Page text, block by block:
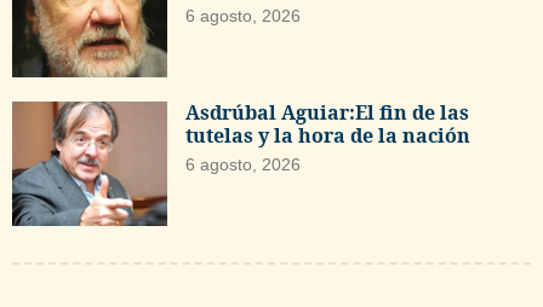
6 agosto, 2026
Asdrúbal Aguiar:El fin de las
tutelas y la hora de la nación
6 agosto, 2026